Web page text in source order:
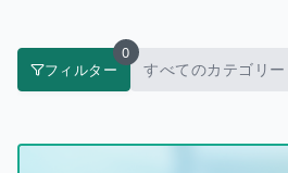
フィルター
0
すべてのカテゴリー